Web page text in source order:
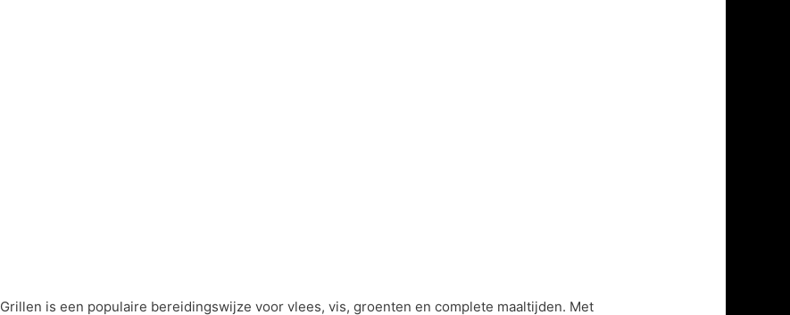
Grillen is een populaire bereidingswijze voor vlees, vis, groenten en complete maaltijden. Met